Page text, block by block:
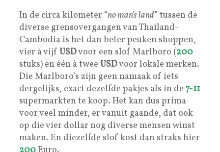
In de circa kilometer “no man’s land” tussen de
diverse grensovergangen van Thailand-
Cambodia is het dan beter peuken shoppen,
vier à vijf USDvoor een slof Marlboro (200
stuks) en één à twee USDvoor lokale merken.
Die Marlboro’s zijn geen namaak of iets
dergelijks, exact dezelfde pakjes als in de 7-11
supermarkten te koop. Het kan dus prima
voor veel minder, er vanuit gaande, dat ook
op die vier dollar nog diverse mensen winst
maken. En diezelfde slof kost dan straks hier